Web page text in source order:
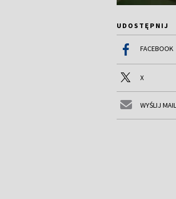
UDOSTĘPNIJ
FACEBOOK
X
WYŚLIJ